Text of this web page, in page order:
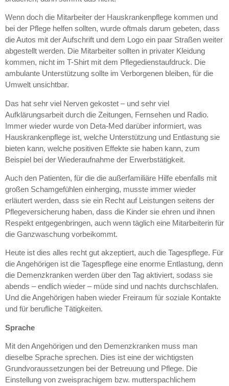
Wenn doch die Mitarbeiter der Hauskrankenpflege kommen und
bei der Pflege helfen sollten, wurde oftmals darum gebeten, dass
die Autos mit der Aufschrift und dem Logo ein paar Straßen weiter
abgestellt werden. Die Mitarbeiter sollten in privater Kleidung
kommen, nicht im T-Shirt mit dem Pflegedienstaufdruck. Die
ambulante Unterstützung sollte im Verborgenen bleiben, für die
Umwelt unsichtbar.
Das hat sehr viel Nerven gekostet – und sehr viel
Aufklärungsarbeit durch die Zeitungen, Fernsehen und Radio.
Immer wieder wurde von Deta-Med darüber informiert, was
Hauskrankenpflege ist, welche Unterstützung und Entlastung sie
bieten kann, welche positiven Effekte sie haben kann, zum
Beispiel bei der Wiederaufnahme der Erwerbstätigkeit.
Auch den Patienten, für die die außerfamiliäre Hilfe ebenfalls mit
großen Schamgefühlen einherging, musste immer wieder
erläutert werden, dass sie ein Recht auf Leistungen seitens der
Pflegeversicherung haben, dass die Kinder sie ehren und ihnen
Respekt entgegenbringen, auch wenn täglich eine Mitarbeiterin für
die Ganzwaschung vorbeikommt.
Heute ist dies alles recht gut akzeptiert, auch die Tagespflege. Für
die Angehörigen ist die Tagespflege eine enorme Entlastung, denn
die Demenzkranken werden über den Tag aktiviert, sodass sie
abends – endlich wieder – müde sind und nachts durchschlafen.
Und die Angehörigen haben wieder Freiraum für soziale Kontakte
und für berufliche Tätigkeiten.
Sprache
Mit den Angehörigen und den Demenzkranken muss man
dieselbe Sprache sprechen. Dies ist eine der wichtigsten
Grundvoraussetzungen bei der Betreuung und Pflege. Die
Einstellung von zweisprachigem bzw. mutterspachlichem